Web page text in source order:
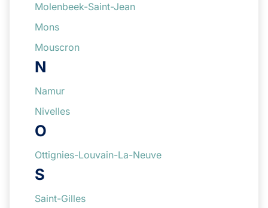
Molenbeek-Saint-Jean
Mons
Mouscron
N
Namur
Nivelles
O
Ottignies-Louvain-La-Neuve
S
Saint-Gilles